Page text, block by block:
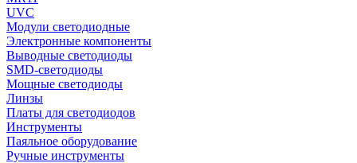
UVC
Модули светодиодные
Электронные компоненты
Выводные светодиоды
SMD-светодиоды
Мощные светодиоды
Линзы
Платы для светодиодов
Инструменты
Паяльное оборудование
Ручные инструменты